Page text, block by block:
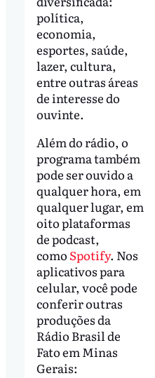
política,
economia,
esportes, saúde,
lazer, cultura,
entre outras áreas
de interesse do
ouvinte.
Além do rádio, o
programa também
pode ser ouvido a
qualquer hora, em
qualquer lugar, em
oito plataformas
de podcast,
como Spotify. Nos
aplicativos para
celular, você pode
conferir outras
produções da
Rádio Brasil de
Fato em Minas
Gerais: